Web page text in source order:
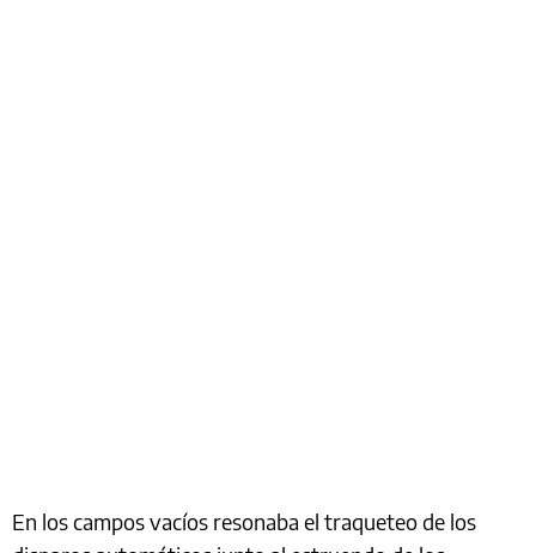
En los campos vacíos resonaba el traqueteo de los